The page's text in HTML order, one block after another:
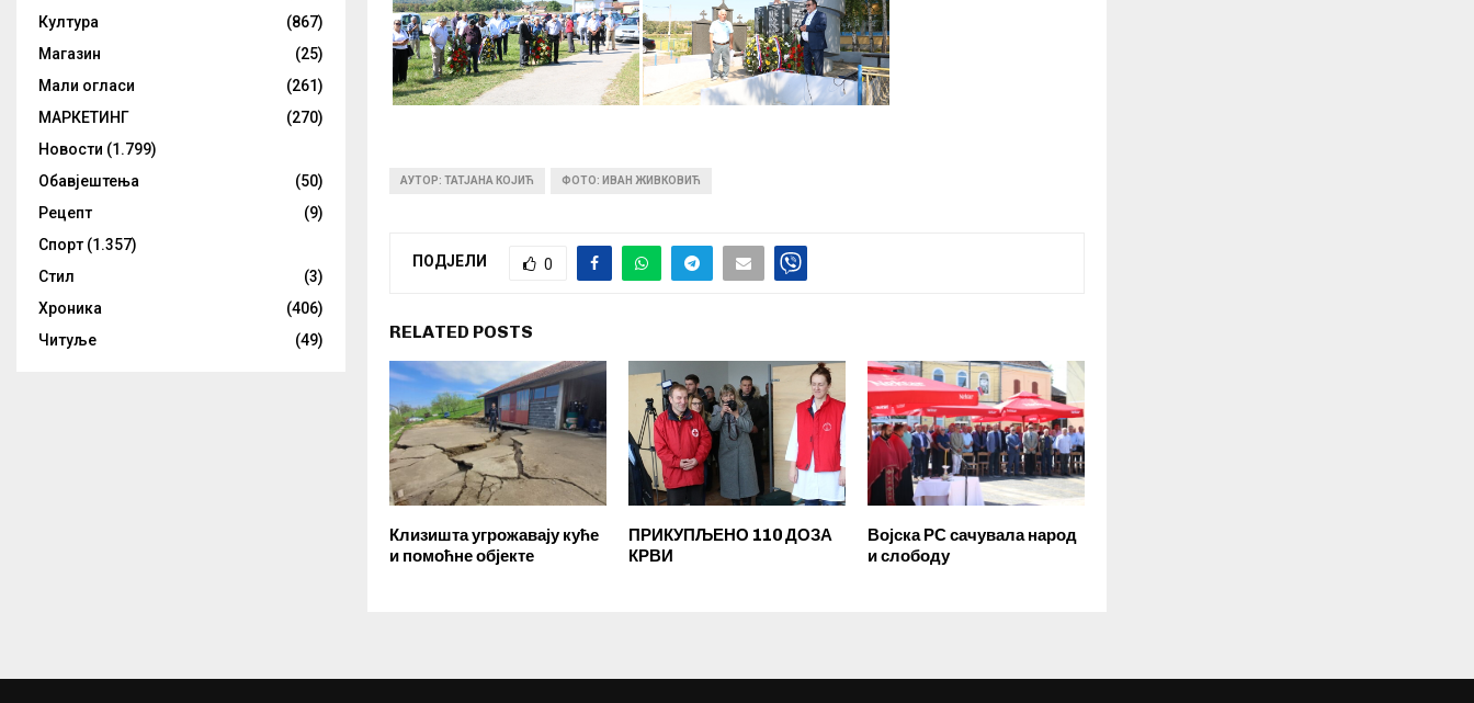
АУТОР: ТАТЈАНА КОЈИЋ ФОТО: ИВАН ЖИВКОВИЋ
ПОДЈЕЛИ 0
RELATED POSTS
Клизишта угрожавају куће
и помоћне објекте
ПРИКУПЉЕНО 110 ДОЗА
КРВИ
Војска РС сачувала народ
и слободу
Култура
(867)
Магазин
(25)
Мали огласи
(261)
МАРКЕТИНГ
(270)
Новости (1.799)
Обавјештења
(50)
Рецепт
(9)
Спорт (1.357)
Стил
(3)
Хроника
(406)
Читуље
(49)